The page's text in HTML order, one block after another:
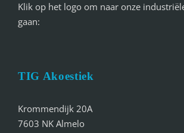
Klik op het logo om naar onze
gaan:
TIG Akoestiek
Krommendijk 20A
7603 NK Almelo